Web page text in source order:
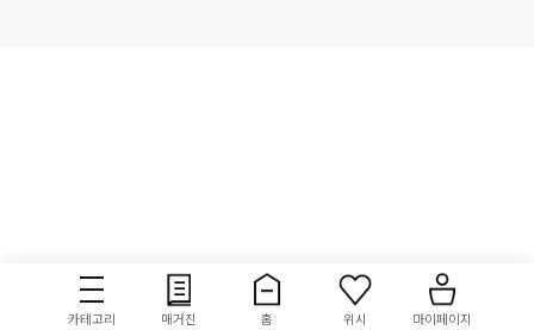
카테고리 매거진 홈 위시 마이페이지